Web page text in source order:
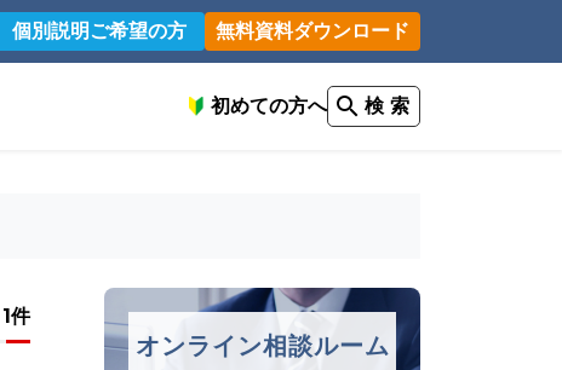
個別説明ご希望の方 無料資料ダウンロード
初めての方へ 検 索
1件
オンライン相談ルーム